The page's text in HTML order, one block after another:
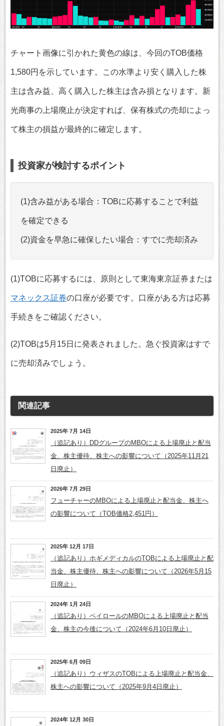
チャート画像に引かれた黄色の線は、今回のTOB価格
1,580円を示しています。この水準より安く購入した株
主は含み益、高く購入した株主は含み損となります。新
光商事の上場廃止が決定すれば、保有株式の売却によっ
て株主の損益が最終的に確定します。
投資家が検討するポイント
(1)含み益がある場合：TOBに応募することで利益
を確定できる
(2)資金を早急に確保したい場合：すでに売却済み
(1)TOBに応募するには、原則として東海東京証券または
マネックス証券の口座が必要です。口座がある方は応募
手続きをご確認ください。
(2)TOBは5月15日に発表されました。急ぐ投資家はすで
に売却済みでしょう。
関連記事
2025年 7月 14日
（追記あり）DDグループのMBOによる上場廃止と配当
金、株主優待、株主への影響について（2025年11月21
日廃止）
2026年 7月 29日
フューチャーのMBOによる上場廃止と配当金、株主へ
の影響について（TOB価格2,451円）
2025年 12月 17日
（追記あり）ホギメディカルのTOBによる上場廃止と配
当金、株主優待、株主への影響について（2026年5月15
日廃止）
2024年 1月 24日
（追記あり）ペイロールのMBOによる上場廃止と配当
金、株主の今後について（2024年6月10日廃止）
2025年 6月 09日
（追記あり）ウィザスのTOBによる上場廃止と配当金、
株主への影響について（2025年9月4日廃止）
2024年 12月 30日